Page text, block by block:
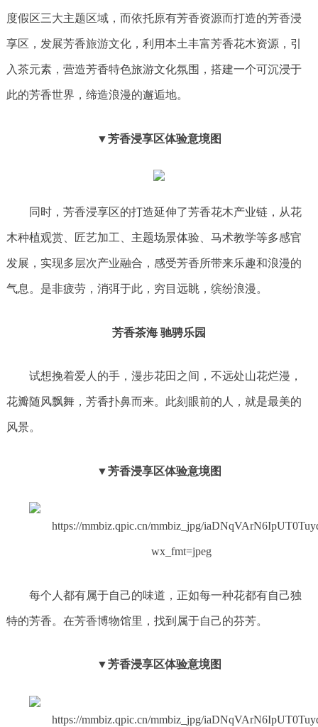
度假区三大主题区域，而依托原有芳香资源而打造的芳香浸
享区，发展芳香旅游文化，利用本土丰富芳香花木资源，引
入茶元素，营造芳香特色旅游文化氛围，搭建一个可沉浸于
此的芳香世界，缔造浪漫的邂逅地。
▼芳香浸享区体验意境图
同时，芳香浸享区的打造延伸了芳香花木产业链，从花
木种植观赏、匠艺加工、主题场景体验、马术教学等多感官
发展，实现多层次产业融合，感受芳香所带来乐趣和浪漫的
气息。是非疲劳，消弭于此，穷目远眺，缤纷浪漫。
芳香茶海 驰骋乐园
试想挽着爱人的手，漫步花田之间，不远处山花烂漫，
花瓣随风飘舞，芳香扑鼻而来。此刻眼前的人，就是最美的
风景。
▼芳香浸享区体验意境图
每个人都有属于自己的味道，正如每一种花都有自己独
特的芳香。在芳香博物馆里，找到属于自己的芬芳。
▼芳香浸享区体验意境图